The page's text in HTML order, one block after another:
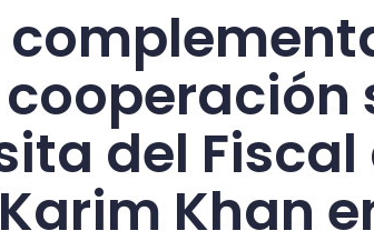
del Fiscal
Khan